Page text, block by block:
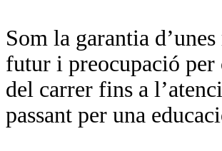
Som la garantia
futur i preocupació per
del carrer fins a
passant per una